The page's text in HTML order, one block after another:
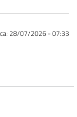
28/07/2026 - 07:33